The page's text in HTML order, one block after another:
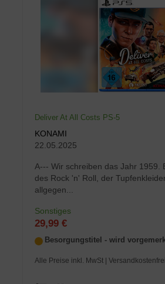
Deliver At All Costs PS-5
KONAMI
22.05.2025
A--- Wir schreiben das Jahr 1959.
des Rock 'n' Roll, der
allgegen...
Sonstiges
29,99 €
Besorgungstitel - wird
Alle Preise inkl. MwSt | Versandkostenfrei